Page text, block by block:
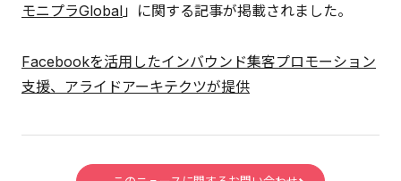
モニプラGlobal 」に関する記事が掲載されました。
Facebookを活用したインバウンド集客プロモーション
支援、アライドアーキテクツが提供